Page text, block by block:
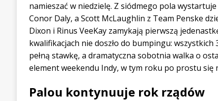
namieszać w niedzielę. Z siódmego pola
Conor Daly, a Scott McLaughlin z Team Penske
Dixon i Rinus VeeKay zamykają pierwszą
kwalifikacjach nie doszło do bumpingu: wszystkich
pełną stawkę, a dramatyczna sobotnia walka o
element weekendu Indy, w tym roku po prostu się
Palou kontynuuje rok rządów